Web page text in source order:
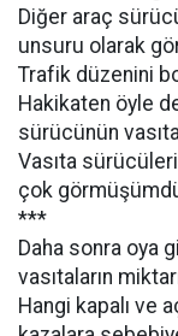
Diğer araç
unsuru olarak
Trafik düzenini
Hakikaten öyle
sürücünün
Vasıta
çok
***
Daha sonra oya
vasıtaların
Hangi kapalı ve